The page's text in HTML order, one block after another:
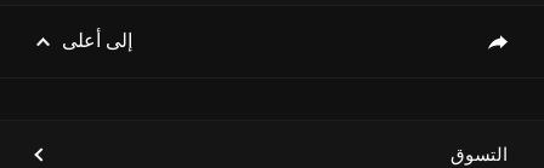
إلى أعلى
التسوق